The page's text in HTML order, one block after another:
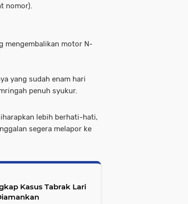
nomor).
mengembalikan motor N-
yang sudah enam hari
penuh syukur.
lebih berhati-hati,
segera melapor ke
Kasus Tabrak Lari